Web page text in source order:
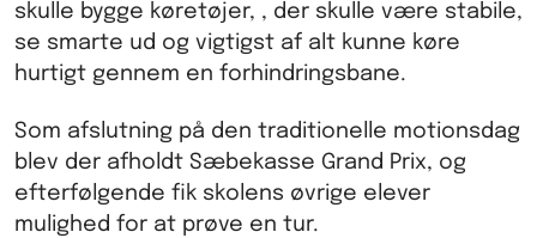
skulle bygge køretøjer, , der skulle være stabile,
se smarte ud og vigtigst af alt kunne køre
hurtigt gennem en forhindringsbane.
Som afslutning på den traditionelle motionsdag
blev der afholdt Sæbekasse Grand Prix, og
efterfølgende fik skolens øvrige elever
mulighed for at prøve en tur.